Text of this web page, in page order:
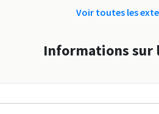
Voir toutes les
Informations sur